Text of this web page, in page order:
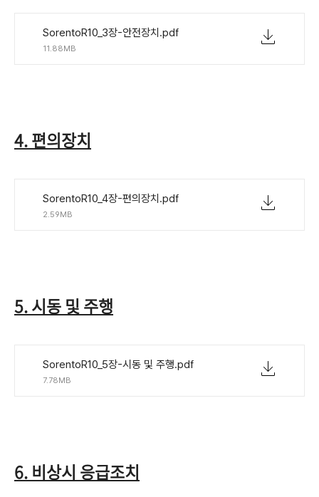
SorentoR10_3장-안전장치.pdf
11.88MB
4. 편의장치
SorentoR10_4장-편의장치.pdf
2.59MB
5. 시동 및 주행
SorentoR10_5장-시동 및 주행.pdf
7.78MB
6. 비상시 응급조치